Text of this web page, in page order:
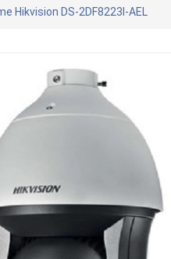
Hikvision DS-2DF8223I-AEL